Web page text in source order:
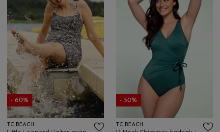
- 60%
TC BEACH
- 50%
TC BEACH